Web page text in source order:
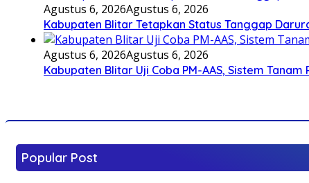
Agustus 6, 2026Agustus 6, 2026
Kabupaten Blitar Tetapkan Status Tanggap
Agustus 6, 2026Agustus 6, 2026
Kabupaten Blitar Uji Coba PM-AAS, Sistem
Popular Post